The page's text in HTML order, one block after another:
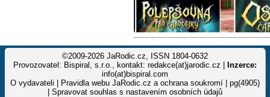
©2009-2026 JaRodic.cz, ISSN 1804-0632
Provozovatel: Bispiral, s.r.o., kontakt: redakce(at)jarodic.cz |
Inzerce:
info(at)bispiral.com
O vydavateli
Pravidla webu JaRodic.cz a ochrana soukromí | pg(4905)
Spravovat souhlas s nastavením osobních údajů